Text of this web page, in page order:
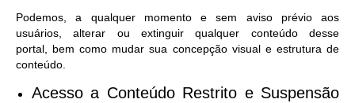
Podemos, a qualquer momento e sem aviso prévio aos
usuários, alterar ou extinguir qualquer conteúdo desse
portal, bem como mudar sua concepção visual e estrutura de
conteúdo.
Acesso a Conteúdo Restrito e Suspensão